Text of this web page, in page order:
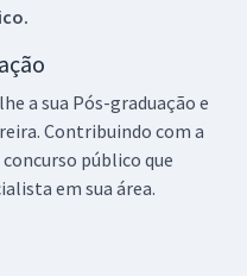
a sua Pós-graduação e
Contribuindo com a
público que
em sua área.